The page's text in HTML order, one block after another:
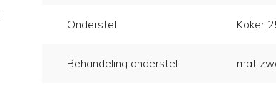
Onderstel: Koker
Behandeling onderstel: mat